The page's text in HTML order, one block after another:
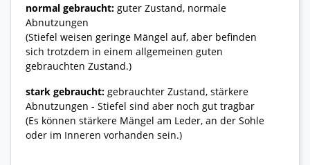
normal gebraucht: guter Zustand, normale
Abnutzungen
(Stiefel weisen geringe Mängel auf, aber befinden
sich trotzdem in einem allgemeinen guten
gebrauchten Zustand.)
stark gebraucht: gebrauchter Zustand, stärkere
Abnutzungen - Stiefel sind aber noch gut tragbar
(Es können stärkere Mängel am Leder, an der Sohle
oder im Inneren vorhanden sein.)